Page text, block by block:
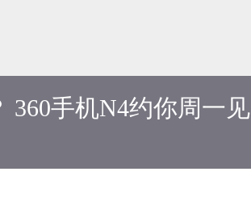
360手机N4约你周一见